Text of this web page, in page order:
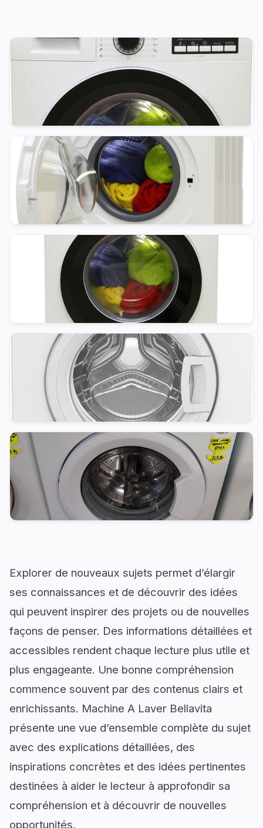
Explorer de nouveaux sujets permet d’élargir
ses connaissances et de découvrir des idées
qui peuvent inspirer des projets ou de nouvelles
façons de penser. Des informations détaillées et
accessibles rendent chaque lecture plus utile et
plus engageante. Une bonne compréhension
commence souvent par des contenus clairs et
enrichissants. Machine A Laver Bellavita
présente une vue d’ensemble complète du sujet
avec des explications détaillées, des
inspirations concrètes et des idées pertinentes
destinées à aider le lecteur à approfondir sa
compréhension et à découvrir de nouvelles
opportunités.